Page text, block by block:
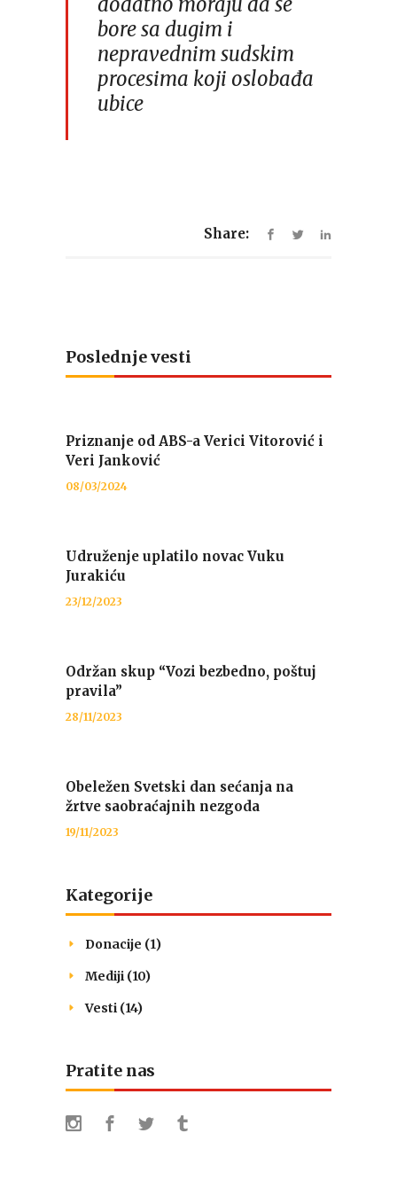
bore sa dugim i
nepravednim sudskim
procesima koji oslobađa
ubice
Share:
Poslednje vesti
Priznanje od ABS-a Verici Vitorović i
Veri Janković
08/03/2024
Udruženje uplatilo novac Vuku
Jurakiću
23/12/2023
Održan skup “Vozi bezbedno, poštuj
pravila”
28/11/2023
Obeležen Svetski dan sećanja na
žrtve saobraćajnih nezgoda
19/11/2023
Kategorije
Donacije (1)
Mediji (10)
Vesti (14)
Pratite nas